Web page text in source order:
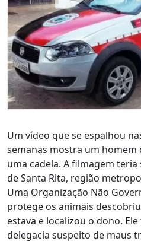
Um vídeo que se espalhou
semanas mostra um
uma cadela. A filmagem
de Santa Rita, região
Uma Organização Não
protege os animais
estava e localizou o dono.
delegacia suspeito de maus